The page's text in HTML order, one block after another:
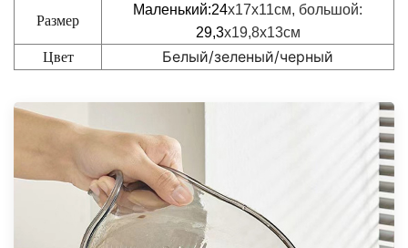
Размер
Маленький:24x17x11см, большой:
29,3х19,8х13см
Цвет Белый/зеленый/черный